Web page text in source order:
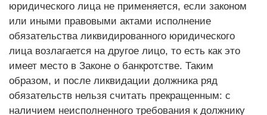
юридического лица не применяется, если законом
или иными правовыми актами исполнение
обязательства ликвидированного юридического
лица возлагается на другое лицо, то есть как это
имеет место в Законе о банкротстве. Таким
образом, и после ликвидации должника ряд
обязательств нельзя считать прекращенным: с
наличием неисполненного требования к должнику